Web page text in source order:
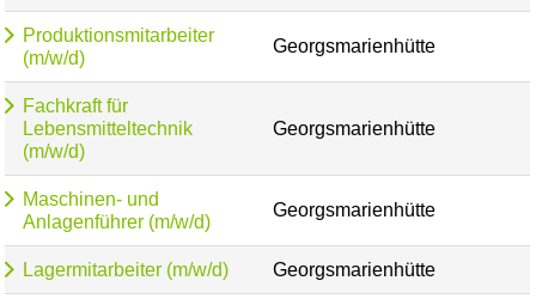
Produktionsmitarbeiter
(m/w/d)
Georgsmarienhütte
Fachkraft für
Lebensmitteltechnik
(m/w/d)
Georgsmarienhütte
Maschinen- und
Anlagenführer (m/w/d)
Georgsmarienhütte
Lagermitarbeiter (m/w/d) Georgsmarienhütte